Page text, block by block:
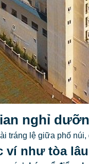
nghỉ
tráng lệ giữa phố
ví như tòa